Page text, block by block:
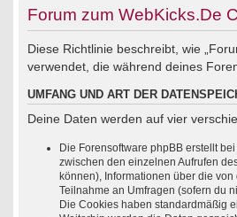
Forum zum WebKicks.De
Diese Richtlinie beschreibt, wie
verwendet, die während deines
UMFANG UND ART DER
Deine Daten werden auf vier
Die Forensoftware phpBB erstellt
zwischen den einzelnen Aufrufen
können), Informationen über die
Teilnahme an Umfragen (sofern du
Die Cookies haben standardmäßig